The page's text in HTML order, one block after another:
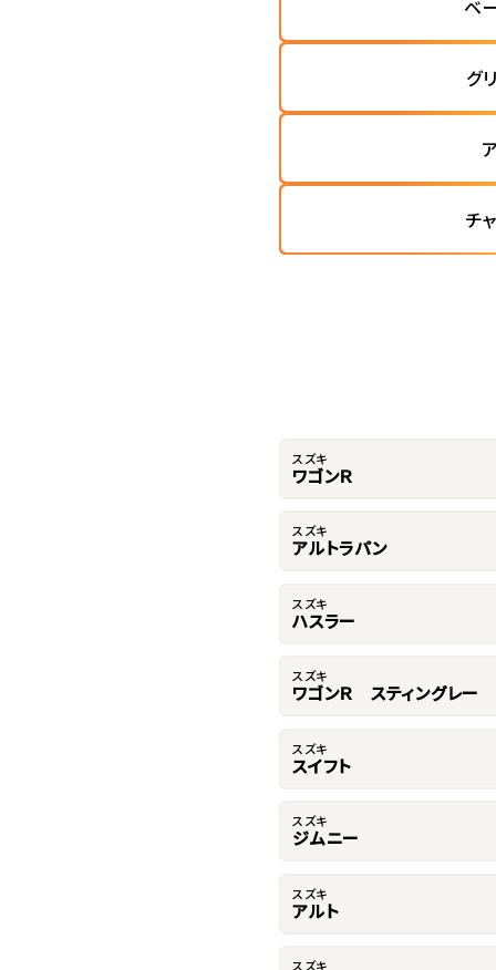
ベ
グ
チ
スズキ
ワゴンＲ
スズキ
アルトラパン
スズキ
ハスラー
スズキ
ワゴンＲ スティングレー
スズキ
スイフト
スズキ
ジムニー
スズキ
アルト
スズキ